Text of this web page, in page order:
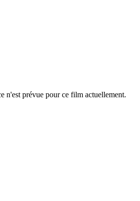
n'est prévue pour ce film actuellement.